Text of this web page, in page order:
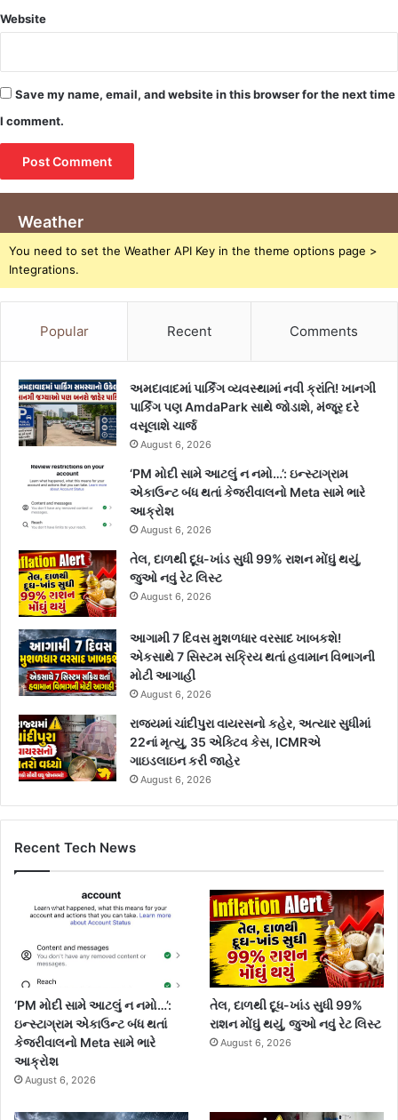
Website
Save my name, email, and website in this browser for the next time
I comment.
Weather
You need to set the Weather API Key in the theme options page >
Integrations.
Popular Recent Comments
અમદાવાદમાં પાર્કિંગ વ્યવસ્થામાં નવી ક્રાંતિ! ખાનગી
પાર્કિંગ પણ AmdaPark સાથે જોડાશે, મંજૂર દરે
વસૂલાશે ચાર્જ
August 6, 2026
‘PM મોદી સામે આટલું ન નમો…’: ઇન્સ્ટાગ્રામ
એકાઉન્ટ બંધ થતાં કેજરીવાલનો Meta સામે ભારે
આક્રોશ
August 6, 2026
તેલ, દાળથી દૂધ-ખાંડ સુધી 99% રાશન મોંઘું થયું,
જુઓ નવું રેટ લિસ્ટ
August 6, 2026
આગામી 7 દિવસ મુશળધાર વરસાદ ખાબકશે!
એકસાથે 7 સિસ્ટમ સક્રિય થતાં હવામાન વિભાગની
મોટી આગાહી
August 6, 2026
રાજ્યમાં ચાંદીપુરા વાયરસનો કહેર, અત્યાર સુધીમાં
22નાં મૃત્યુ, 35 એક્ટિવ કેસ, ICMRએ
ગાઇડલાઇન કરી જાહેર
August 6, 2026
Recent Tech News
‘PM મોદી સામે આટલું ન નમો…’:
ઇન્સ્ટાગ્રામ એકાઉન્ટ બંધ થતાં
કેજરીવાલનો Meta સામે ભારે
આક્રોશ
August 6, 2026
તેલ, દાળથી દૂધ-ખાંડ સુધી 99%
રાશન મોંઘું થયું, જુઓ નવું રેટ લિસ્ટ
August 6, 2026